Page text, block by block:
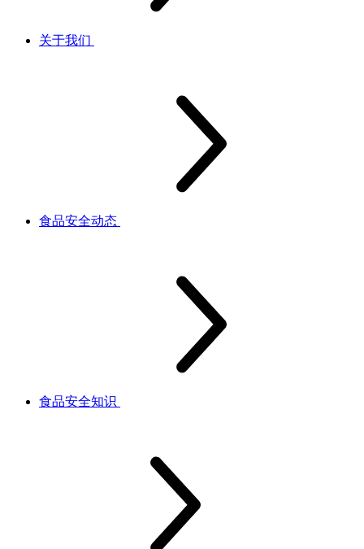
关于我们
食品安全动态
食品安全知识